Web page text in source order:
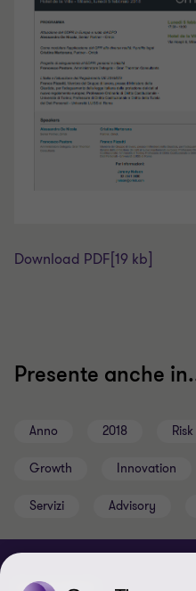
Download PDF [19 kb]
Presente anche
Anno 2018 Risk
Growth Innovation
Servizi Advisory